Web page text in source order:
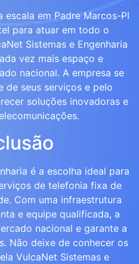
escala em Padre Marcos-PI
para atuar em todo o
Sistemas e Engenharia
vez mais espaço e
nacional. A empresa se
de seus serviços e pelo
soluções inovadoras e
é a escolha ideal para
de telefonia fixa de
Com uma infraestrutura
e equipe qualificada, a
nacional e garante a
Não deixe de conhecer os
VulcaNet Sistemas e